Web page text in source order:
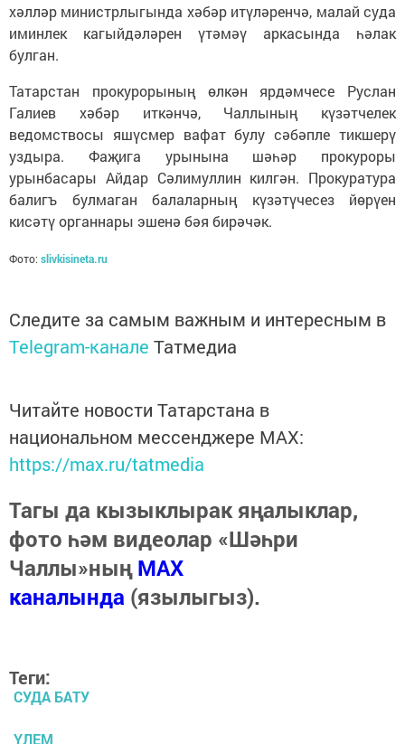
хәлләр министрлыгында хәбәр итүләренчә, малай суда
иминлек кагыйдәләрен үтәмәү аркасында һәлак
булган.
Татарстан прокурорының өлкән ярдәмчесе Руслан
Галиев хәбәр иткәнчә, Чаллының күзәтчелек
ведомствосы яшүсмер вафат булу сәбәпле тикшерү
уздыра. Фаҗига урынына шәһәр прокуроры
урынбасары Айдар Сәлимуллин килгән. Прокуратура
балигъ булмаган балаларның күзәтүчесез йөрүен
кисәтү органнары эшенә бәя бирәчәк.
Фото: slivkisineta.ru
Следите за самым важным и интересным в
Telegram-канале Татмедиа
Читайте новости Татарстана в
национальном мессенджере MАХ:
https://max.ru/tatmedia
Тагы да кызыклырак яңалыклар,
фото һәм видеолар «Шәһри
Чаллы»ныңMAX
каналында (язылыгыз).
Теги:
СУДА БАТУ
ҮЛЕМ